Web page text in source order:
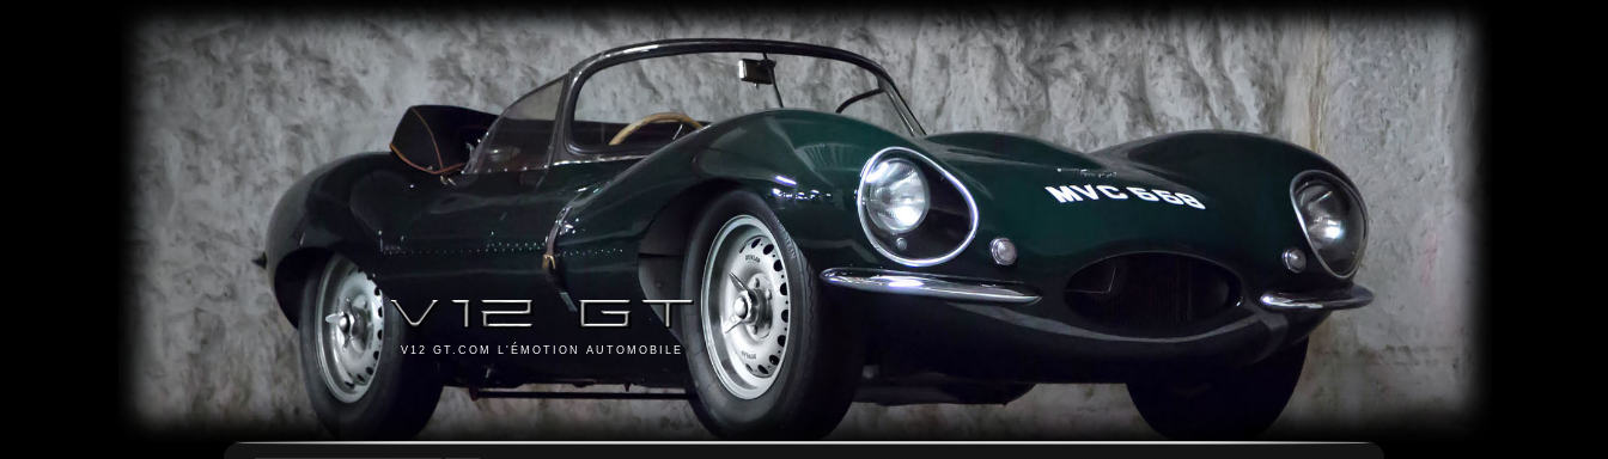
V12 GT.COM L'ÉMOTION AUTOMOBILE